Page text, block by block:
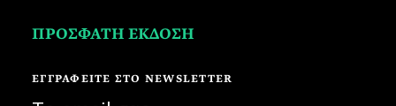
ΠΡΟΣΦΑΤΗ ΕΚΔΟΣΗ
ΕΓΓΡΑΦΕΙΤΕ ΣΤΟ NEWSLETTER